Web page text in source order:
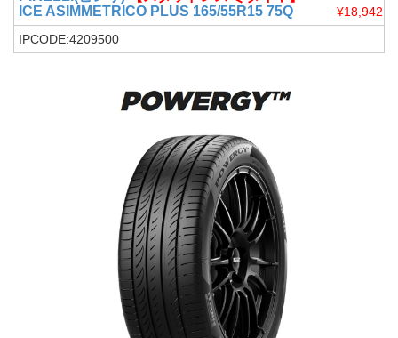
ICE ASIMMETRICO PLUS 165/55R15 75Q
¥18,942
IPCODE:4209500